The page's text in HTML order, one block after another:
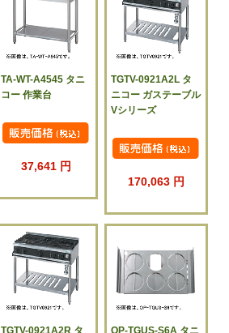
TA-WT-A4545 タニ
コー 作業台
37,641 円
TGTV-0921A2L タ
ニコー ガステーブル
Vシリーズ
170,063 円
TGTV-0921A2R タ
OP-TGUS-S6A タニ